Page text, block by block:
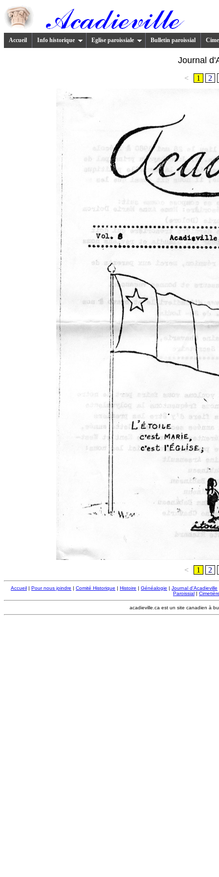
Accueil Info historique Eglise paroissiale Bulletin paroissial
Journal
< 1 2
< 1 2
Accueil | Pour nous joindre | Comité Historique | Histoire | Généalogie | Journal d'Acadieville
Paroissial |
acadieville.ca est un site canadien à